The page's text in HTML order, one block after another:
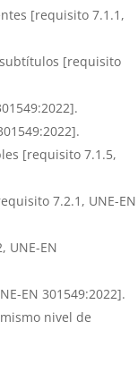
[requisito 7.1.1,
[requisito
[requisito 7.1.5,
7.2.1, UNE-EN
UNE-EN
EN 301549:2022].
nivel de